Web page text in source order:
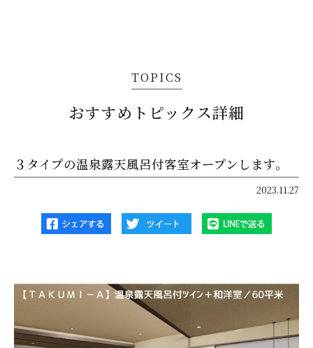
TOPICS
おすすめトピックス詳細
３タイプの温泉露天風呂付客室オープンします。
2023.11.27